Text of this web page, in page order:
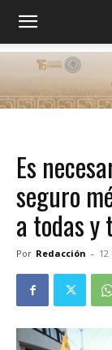
Es
seguro
a todas y
Por Redacción - 12